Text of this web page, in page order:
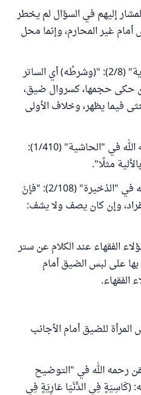
إليهم في السؤال لم يخطر
غير المحارم، وإنما محل
قال الرمليُّ الشافعي في "النهاية" (2/8): "(وشرطُه) أي الساتر
حكى حجمها، كسروال ضيق،
فيما يظهر، وخلاف الأولى
وقال العلامة ابن عابدين رحمه الله في "الحاشية" (1/410):
مثلًا".
ويقول الإمام القرافي رحمه الله في "الذخيرة" (2/108): "فإنْ
وإن كان يصف ولا يشف:
الفقهاء عند الكلام عن ستر
على لبس الضيق أمام
للضيق أمام الأجانب
رحمه الله في "التوضيح
"وقوله: (كَاسِيَةٍ فِي الدُّنْيَا عَارِيَةٍ فِي